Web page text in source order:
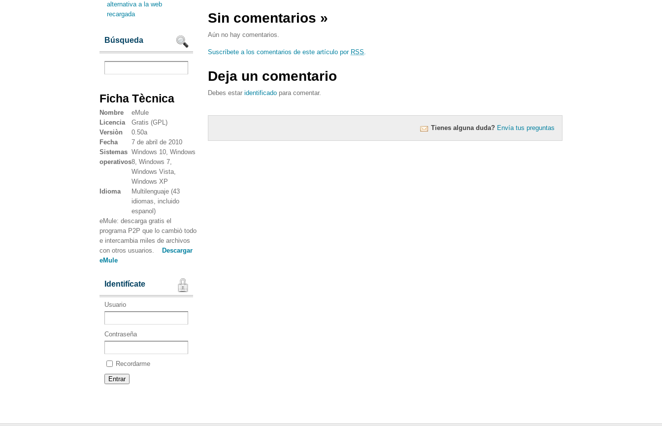
alternativa a la web
recargada
Búsqueda
Ficha Tècnica
Nombre
eMule
Licencia
Gratis (GPL)
Versiòn
0.50a
Fecha
7 de abril de 2010
Sistemas
operativos
Windows 10, Windows
8, Windows 7,
Windows Vista,
Windows XP
Idioma
Multilenguaje (43
idiomas, incluido
espanol)
eMule: descarga gratis el
programa P2P que lo cambiò todo
e intercambia miles de archivos
con otros usuarios.
Descargar
eMule
Identifícate
Usuario
Contraseña
Recordarme
Sin comentarios »
Aún no hay comentarios.
Suscríbete a los comentarios de este artículo por RSS.
Deja un comentario
Debes estar identificado para comentar.
Tienes alguna duda? Envía tus preguntas